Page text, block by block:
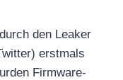
den Leaker
erstmals
Firmware-